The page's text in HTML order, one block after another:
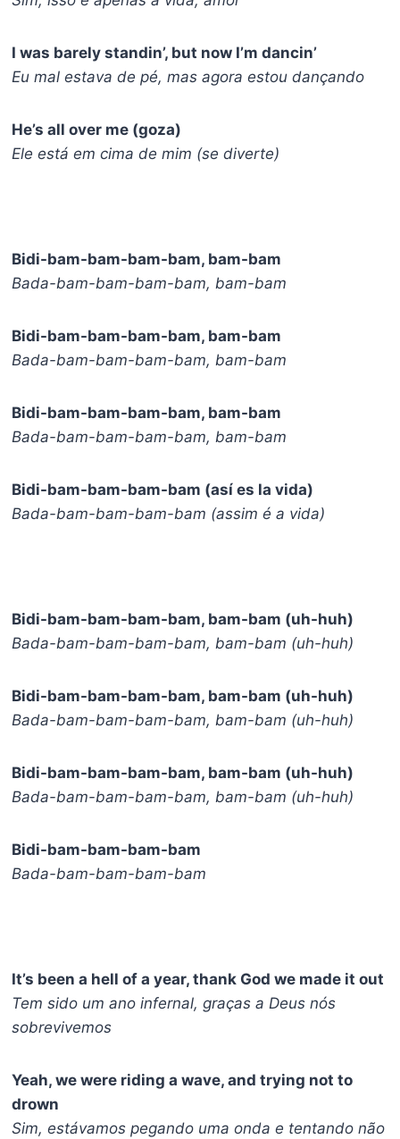
I was barely standin’, but now I’m dancin’
Eu mal estava de pé, mas agora estou dançando
He’s all over me (goza)
Ele está em cima de mim (se diverte)
Bidi-bam-bam-bam-bam, bam-bam
Bada-bam-bam-bam-bam, bam-bam
Bidi-bam-bam-bam-bam, bam-bam
Bada-bam-bam-bam-bam, bam-bam
Bidi-bam-bam-bam-bam, bam-bam
Bada-bam-bam-bam-bam, bam-bam
Bidi-bam-bam-bam-bam (así es la vida)
Bada-bam-bam-bam-bam (assim é a vida)
Bidi-bam-bam-bam-bam, bam-bam (uh-huh)
Bada-bam-bam-bam-bam, bam-bam (uh-huh)
Bidi-bam-bam-bam-bam, bam-bam (uh-huh)
Bada-bam-bam-bam-bam, bam-bam (uh-huh)
Bidi-bam-bam-bam-bam, bam-bam (uh-huh)
Bada-bam-bam-bam-bam, bam-bam (uh-huh)
Bidi-bam-bam-bam-bam
Bada-bam-bam-bam-bam
It’s been a hell of a year, thank God we made it out
Tem sido um ano infernal, graças a Deus nós
sobrevivemos
Yeah, we were riding a wave, and trying not to
drown
Sim, estávamos pegando uma onda e tentando não